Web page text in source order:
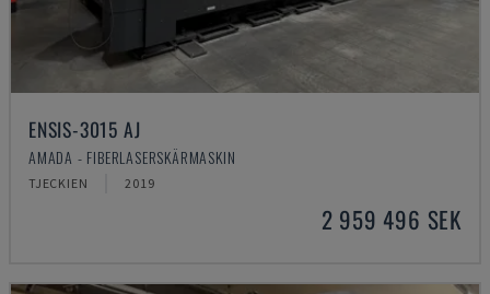
ENSIS-3015 AJ
AMADA - FIBERLASERSKÄRMASKIN
TJECKIEN 2019
2 959 496 SEK